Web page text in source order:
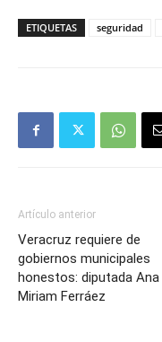
ETIQUETAS seguridad
Artículo anterior
Veracruz requiere de
gobiernos municipales
honestos: diputada Ana
Miriam Ferráez